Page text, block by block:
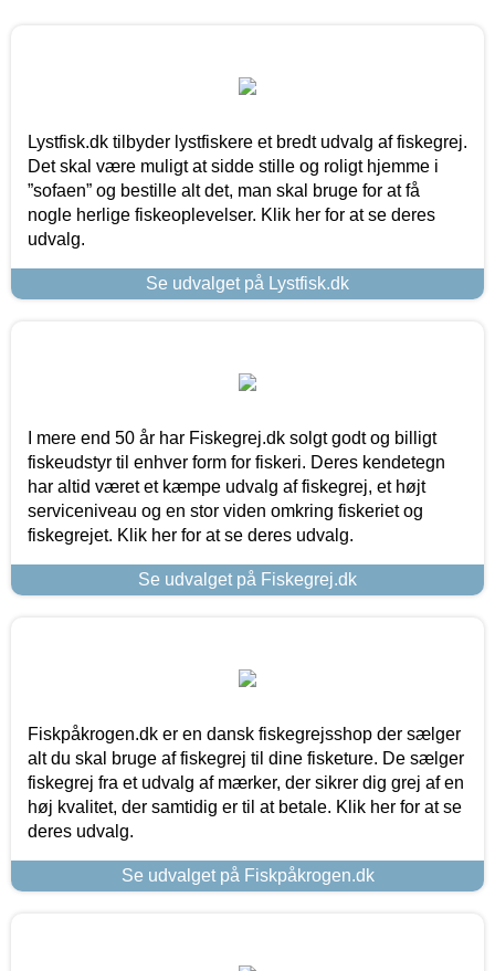
Lystfisk.dk tilbyder lystfiskere et bredt udvalg af fiskegrej.
Det skal være muligt at sidde stille og roligt hjemme i
”sofaen” og bestille alt det, man skal bruge for at få
nogle herlige fiskeoplevelser. Klik her for at se deres
udvalg.
Se udvalget på Lystfisk.dk
I mere end 50 år har Fiskegrej.dk solgt godt og billigt
fiskeudstyr til enhver form for fiskeri. Deres kendetegn
har altid været et kæmpe udvalg af fiskegrej, et højt
serviceniveau og en stor viden omkring fiskeriet og
fiskegrejet. Klik her for at se deres udvalg.
Se udvalget på Fiskegrej.dk
Fiskpåkrogen.dk er en dansk fiskegrejsshop der sælger
alt du skal bruge af fiskegrej til dine fisketure. De sælger
fiskegrej fra et udvalg af mærker, der sikrer dig grej af en
høj kvalitet, der samtidig er til at betale. Klik her for at se
deres udvalg.
Se udvalget på Fiskpåkrogen.dk